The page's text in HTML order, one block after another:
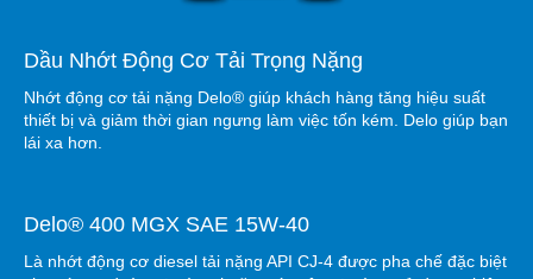
Dầu Nhớt Động Cơ Tải Trọng Nặng
Nhớt động cơ tải nặng Delo® giúp khách hàng tăng hiệu suất
thiết bị và giảm thời gian ngưng làm việc tốn kém. Delo giúp bạn
lái xa hơn.
Delo® 400 MGX SAE 15W-40
Là nhớt động cơ diesel tải nặng API CJ-4 được pha chế đặc biệt